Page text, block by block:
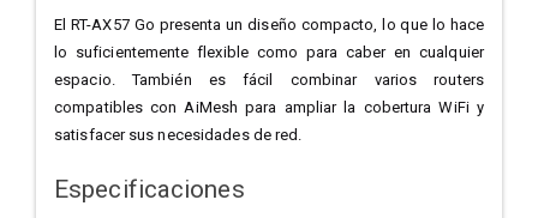
El RT-AX57 Go presenta un diseño compacto, lo que lo hace
lo suficientemente flexible como para caber en cualquier
espacio. También es fácil combinar varios routers
compatibles con AiMesh para ampliar la cobertura WiFi y
satisfacer sus necesidades de red.
Especificaciones